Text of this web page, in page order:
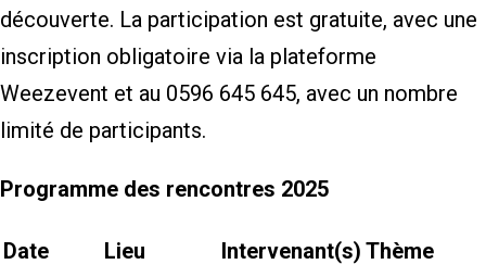
découverte. La participation est gratuite, avec une
inscription obligatoire via la plateforme
Weezevent et au 0596 645 645, avec un nombre
limité de participants.
Programme des rencontres 2025
Date Lieu Intervenant(s) Thème